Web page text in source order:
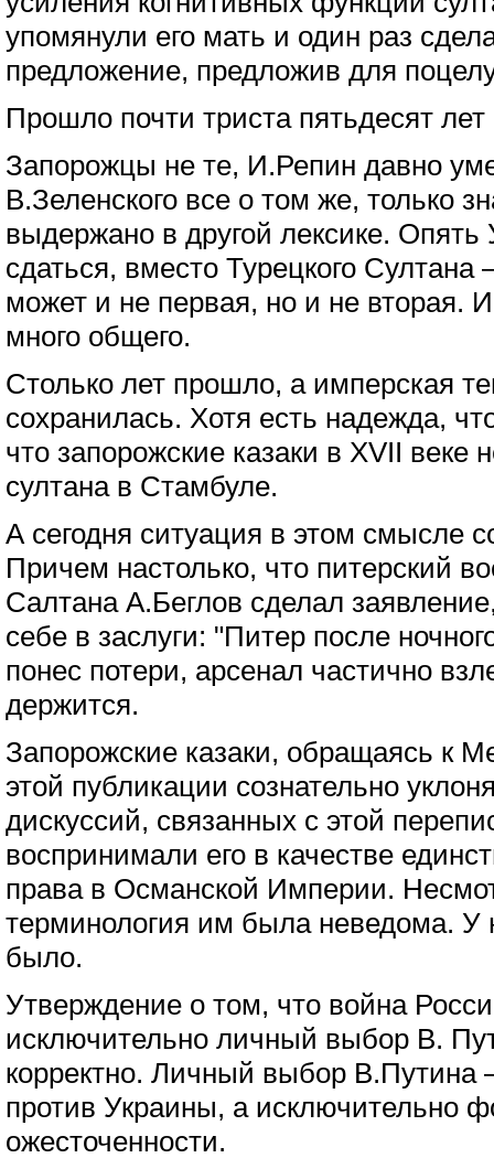
упомянули его мать и один раз
предложение, предложив для
Прошло почти триста пятьдесят
Запорожцы не те, И.Репин давно
В.Зеленского все о том же, только
выдержано в другой лексике. Опять
сдаться, вместо Турецкого
может и не первая, но и не вторая.
много общего.
Столько лет прошло, а имперская
сохранилась. Хотя есть надежда,
что запорожские казаки в XVII веке
султана в Стамбуле.
А сегодня ситуация в этом смысле
Причем настолько, что питерский
Салтана А.Беглов сделал
себе в заслуги: "Питер после
понес потери, арсенал частично
держится.
Запорожские казаки, обращаясь к
этой публикации сознательно
дискуссий, связанных с этой
воспринимали его в качестве
права в Османской Империи.
терминология им была неведома. У
было.
Утверждение о том, что война
исключительно личный выбор В.
корректно. Личный выбор В.Путина
против Украины, а исключительно
ожесточенности.